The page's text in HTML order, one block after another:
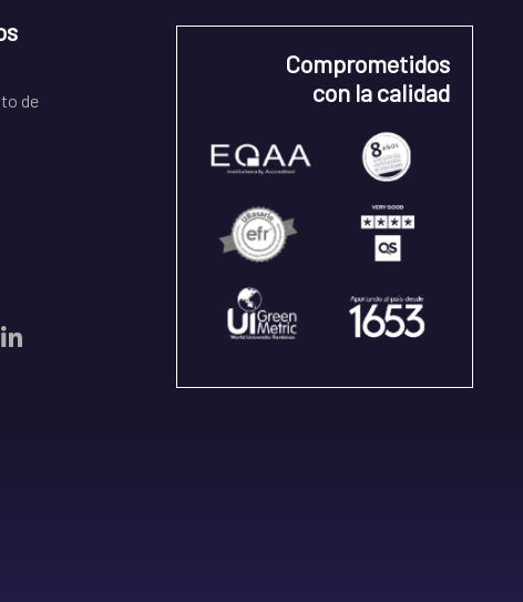
de
Comprometidos
con la calidad